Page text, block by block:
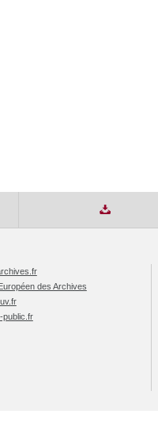
des Archives
public.fr